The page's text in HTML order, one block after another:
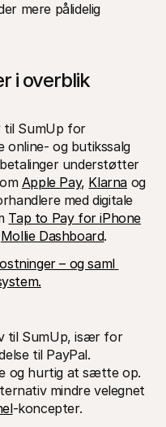
mere pålidelig
i overblik
SumUp for
online- og butikssalg
understøtter
Apple Pay, Klarna
og
med digitale
Tap to Pay for iPhone
Mollie Dashboard.
– og saml
til SumUp, især for
til PayPal.
og hurtig at sætte op.
mindre velegnet
-koncepter.